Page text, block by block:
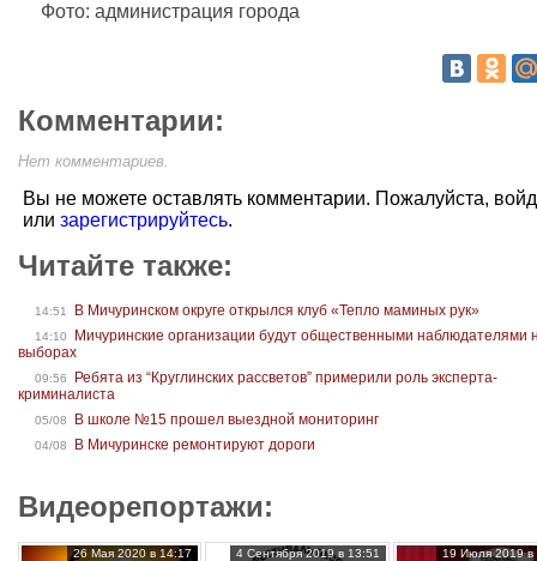
Фото: администрация города
Комментарии:
Нет комментариев.
Вы не можете оставлять комментарии. Пожалуйста,
или зарегистрируйтесь.
Читайте также:
14:51 В Мичуринском округе открылся клуб «Тепло маминых рук»
14:10
Мичуринские организации будут общественными наблюдателями
выборах
09:56
Ребята из “Круглинских рассветов” примерили роль эксперта-
криминалиста
05/08 В школе №15 прошел выездной мониторинг
04/08 В Мичуринске ремонтируют дороги
Видеорепортажи:
26 Мая 2020 в 14:17 4 Сентября 2019 в 13:51 19 Июля 2019 в